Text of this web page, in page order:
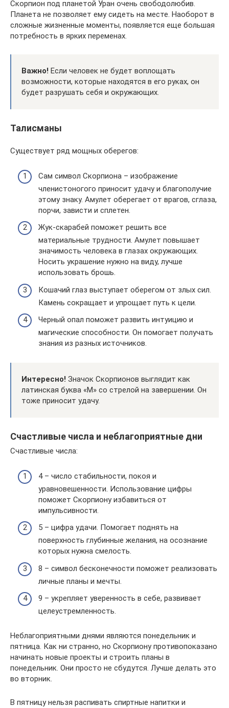
Скорпион под планетой Уран очень свободолюбив.
Планета не позволяет ему сидеть на месте. Наоборот в
сложные жизненные моменты, появляется еще большая
потребность в ярких переменах.
Важно! Если человек не будет воплощать
возможности, которые находятся в его руках, он
будет разрушать себя и окружающих.
Талисманы
Существует ряд мощных оберегов:
Сам символ Скорпиона – изображение
членистоногого приносит удачу и благополучие
этому знаку. Амулет оберегает от врагов, сглаза,
порчи, зависти и сплетен.
Жук-скарабей поможет решить все
материальные трудности. Амулет повышает
значимость человека в глазах окружающих.
Носить украшение нужно на виду, лучше
использовать брошь.
Кошачий глаз выступает оберегом от злых сил.
Камень сокращает и упрощает путь к цели.
Черный опал поможет развить интуицию и
магические способности. Он помогает получать
знания из разных источников.
Интересно! Значок Скорпионов выглядит как
латинская буква «М» со стрелой на завершении. Он
тоже приносит удачу.
Счастливые числа и неблагоприятные дни
Счастливые числа:
4 – число стабильности, покоя и
уравновешенности. Использование цифры
поможет Скорпиону избавиться от
импульсивности.
5 – цифра удачи. Помогает поднять на
поверхность глубинные желания, на осознание
которых нужна смелость.
8 – символ бесконечности поможет реализовать
личные планы и мечты.
9 – укрепляет уверенность в себе, развивает
целеустремленность.
Неблагоприятными днями являются понедельник и
пятница. Как ни странно, но Скорпиону противопоказано
начинать новые проекты и строить планы в
понедельник. Они просто не сбудутся. Лучше делать это
во вторник.
В пятницу нельзя распивать спиртные напитки и